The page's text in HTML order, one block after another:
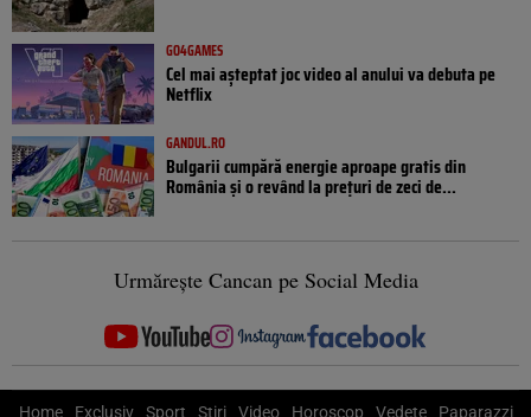
GO4GAMES
Cel mai așteptat joc video al anului va debuta pe
Netflix
GANDUL.RO
Bulgarii cumpără energie aproape gratis din
România și o revând la prețuri de zeci de...
Urmărește Cancan pe Social Media
Home Exclusiv Sport Știri Video Horoscop Vedete Paparazzi